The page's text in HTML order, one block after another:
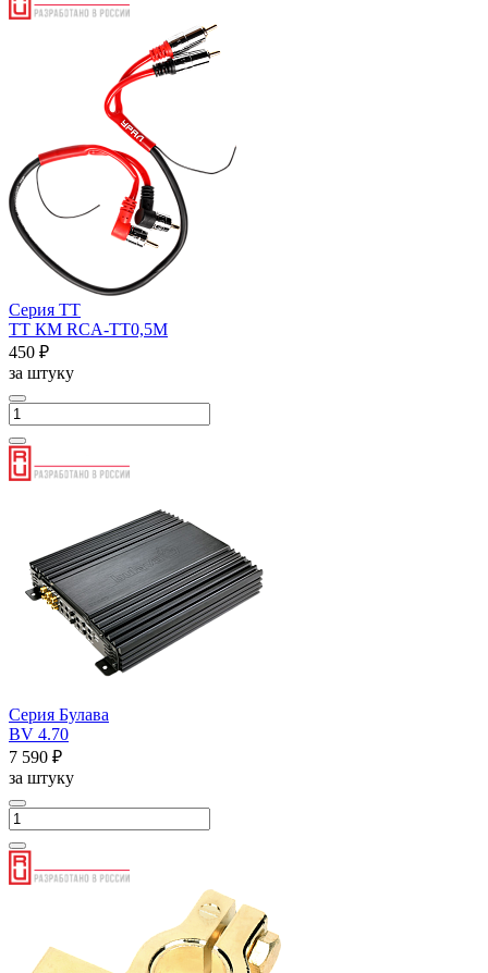
Серия ТТ
ТТ КМ RCA-ТТ0,5М
450 ₽
за штуку
Серия Булава
BV 4.70
7 590 ₽
за штуку